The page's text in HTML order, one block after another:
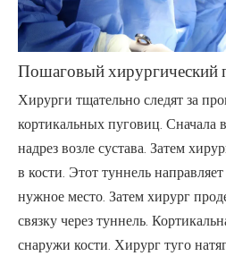
Пошаговый хирургический
Хирурги тщательно следят за
кортикальных пуговиц. Сначала
надрез возле сустава. Затем
в кости. Этот туннель
нужное место. Затем хирург
связку через туннель.
снаружи кости. Хирург туго